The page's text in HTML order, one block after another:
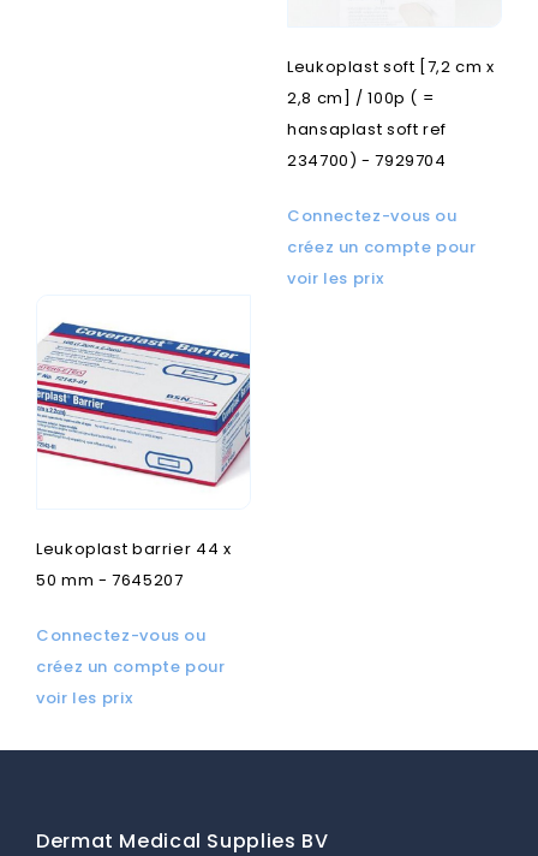
Leukoplast soft [7,2 cm x
2,8 cm] / 100p ( =
hansaplast soft ref
234700) - 7929704
Connectez-vous ou
créez un compte pour
voir les prix
Leukoplast barrier 44 x
50 mm - 7645207
Connectez-vous ou
créez un compte pour
voir les prix
Dermat Medical Supplies BV